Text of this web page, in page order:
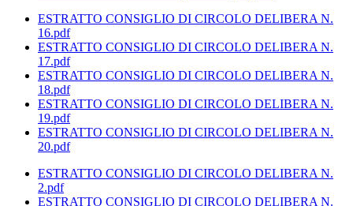
ESTRATTO CONSIGLIO DI CIRCOLO DELIBERA N.
16.pdf
ESTRATTO CONSIGLIO DI CIRCOLO DELIBERA N.
17.pdf
ESTRATTO CONSIGLIO DI CIRCOLO DELIBERA N.
18.pdf
ESTRATTO CONSIGLIO DI CIRCOLO DELIBERA N.
19.pdf
ESTRATTO CONSIGLIO DI CIRCOLO DELIBERA N.
20.pdf
ESTRATTO CONSIGLIO DI CIRCOLO DELIBERA N.
2.pdf
ESTRATTO CONSIGLIO DI CIRCOLO DELIBERA N.